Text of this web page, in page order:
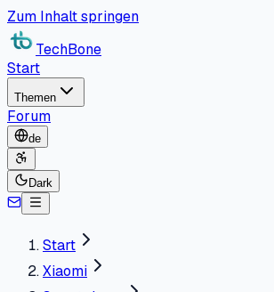
Zum Inhalt springen
TechBone
Start
Themen
Forum
de
Dark
Start
Xiaomi